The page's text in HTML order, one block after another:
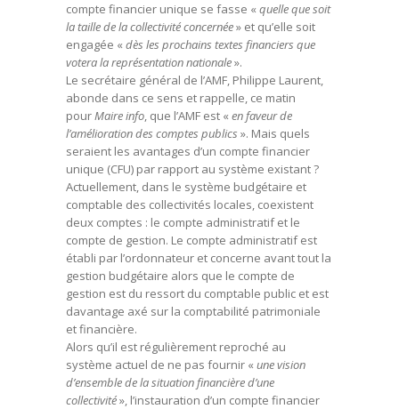
compte financier unique se fasse « quelle que soit
la taille de la collectivité concernée» et qu’elle soit
engagée « dès les prochains textes financiers que
votera la représentation nationale».
Le secrétaire général de l’AMF, Philippe Laurent,
abonde dans ce sens et rappelle, ce matin
pourMaire info, que l’AMF est « en faveur de
l’amélioration des comptes publics ». Mais quels
seraient les avantages d’un compte financier
unique (CFU) par rapport au système existant ?
Actuellement, dans le système budgétaire et
comptable des collectivités locales, coexistent
deux comptes : le compte administratif et le
compte de gestion. Le compte administratif est
établi par l’ordonnateur et concerne avant tout la
gestion budgétaire alors que le compte de
gestion est du ressort du comptable public et est
davantage axé sur la comptabilité patrimoniale
et financière.
Alors qu’il est régulièrement reproché au
système actuel de ne pas fournir « une vision
d’ensemble de la situation financière d’une
collectivité», l’instauration d’un compte financier